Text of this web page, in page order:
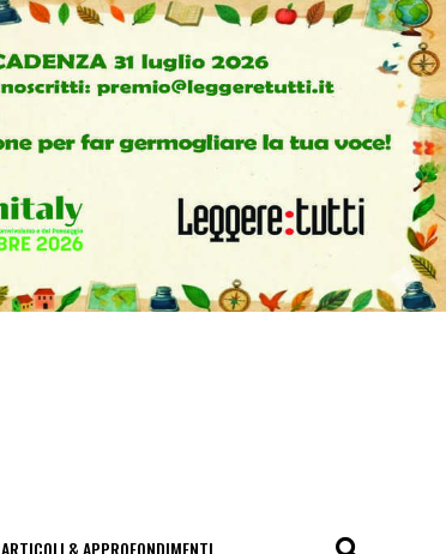
ARTICOLI & APPROFONDIMENTI